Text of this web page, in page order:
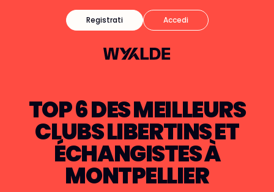
Registrati Accedi
TOP 6 DES MEILLEURS
CLUBS LIBERTINS ET
ÉCHANGISTES À
MONTPELLIER